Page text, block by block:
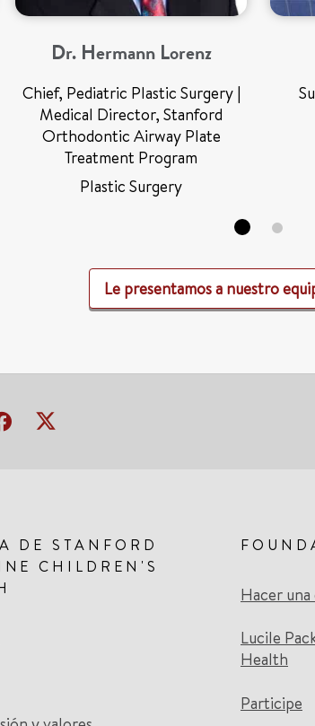
Dr. Hermann Lorenz
Chief, Pediatric Plastic Surgery |
Medical Director, Stanford
Orthodontic Airway Plate
Treatment Program
Plastic Surgery
Le presentamos a nuestro
DE STANFORD
CHILDREN'S
Hacer
Lucile
Health
Participe